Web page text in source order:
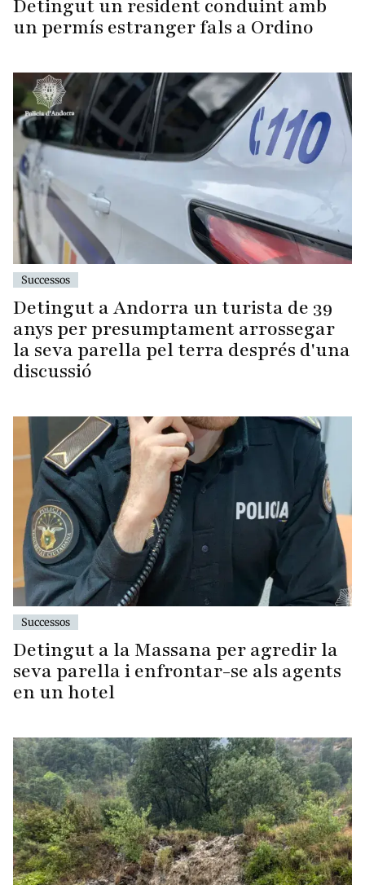
Detingut un resident conduint amb
un permís estranger fals a Ordino
Successos
Detingut a Andorra un turista de 39
anys per presumptament arrossegar
la seva parella pel terra després d'una
discussió
Successos
Detingut a la Massana per agredir la
seva parella i enfrontar-se als agents
en un hotel